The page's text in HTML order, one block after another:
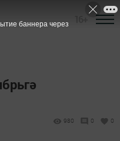
980 0 0
баннера через